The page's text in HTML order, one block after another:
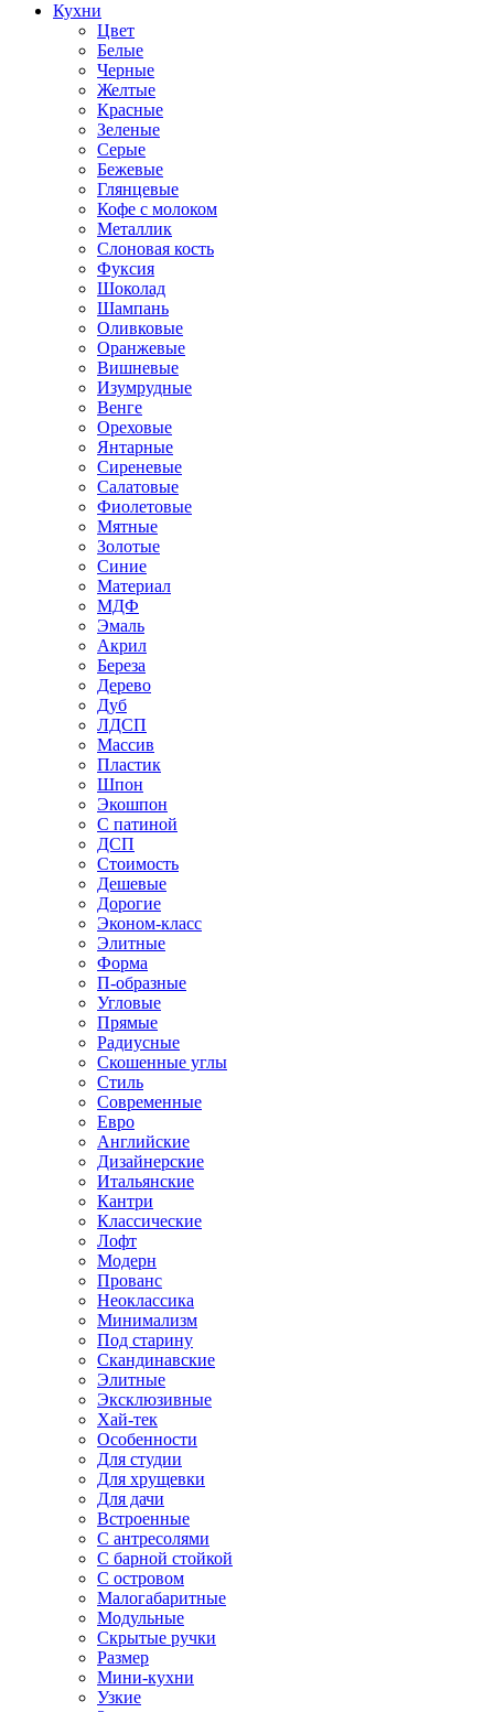
Кухни
Цвет
Белые
Черные
Желтые
Красные
Зеленые
Серые
Бежевые
Глянцевые
Кофе с молоком
Металлик
Слоновая кость
Фуксия
Шоколад
Шампань
Оливковые
Оранжевые
Вишневые
Изумрудные
Венге
Ореховые
Янтарные
Сиреневые
Салатовые
Фиолетовые
Мятные
Золотые
Синие
Материал
МДФ
Эмаль
Акрил
Береза
Дерево
Дуб
ЛДСП
Массив
Пластик
Шпон
Экошпон
С патиной
ДСП
Стоимость
Дешевые
Дорогие
Эконом-класс
Элитные
Форма
П-образные
Угловые
Прямые
Радиусные
Скошенные углы
Стиль
Современные
Евро
Английские
Дизайнерские
Итальянские
Кантри
Классические
Лофт
Модерн
Прованс
Неоклассика
Минимализм
Под старину
Скандинавские
Элитные
Эксклюзивные
Хай-тек
Особенности
Для студии
Для хрущевки
Для дачи
Встроенные
С антресолями
С барной стойкой
С островом
Малогабаритные
Модульные
Скрытые ручки
Размер
Мини-кухни
Узкие